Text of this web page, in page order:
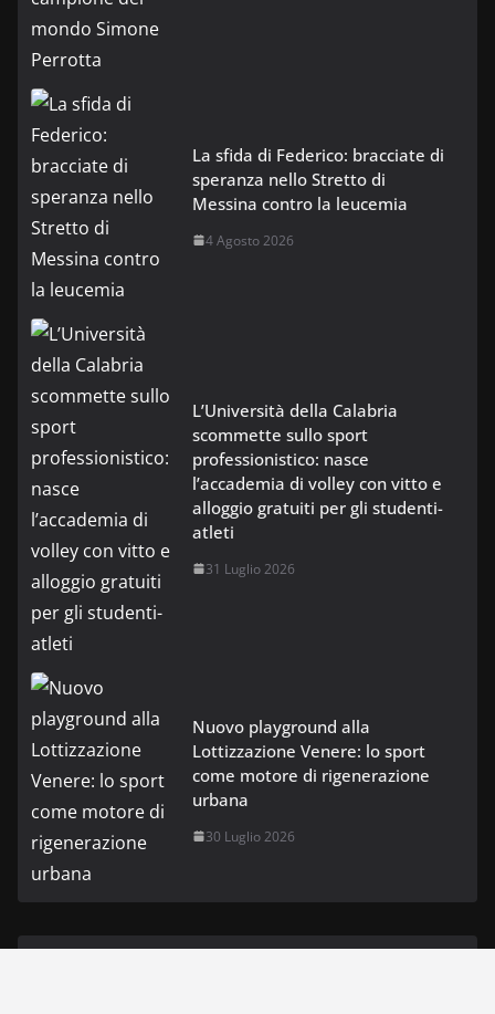
La sfida di Federico: bracciate di
speranza nello Stretto di
Messina contro la leucemia
4 Agosto 2026
L’Università della Calabria
scommette sullo sport
professionistico: nasce
l’accademia di volley con vitto e
alloggio gratuiti per gli studenti-
atleti
31 Luglio 2026
Nuovo playground alla
Lottizzazione Venere: lo sport
come motore di rigenerazione
urbana
30 Luglio 2026